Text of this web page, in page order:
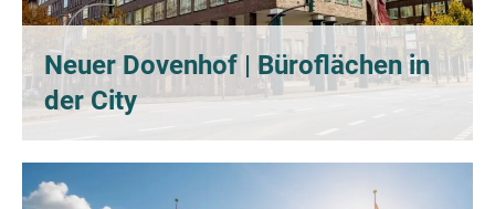
Neuer Dovenhof | Büroflächen in
der City